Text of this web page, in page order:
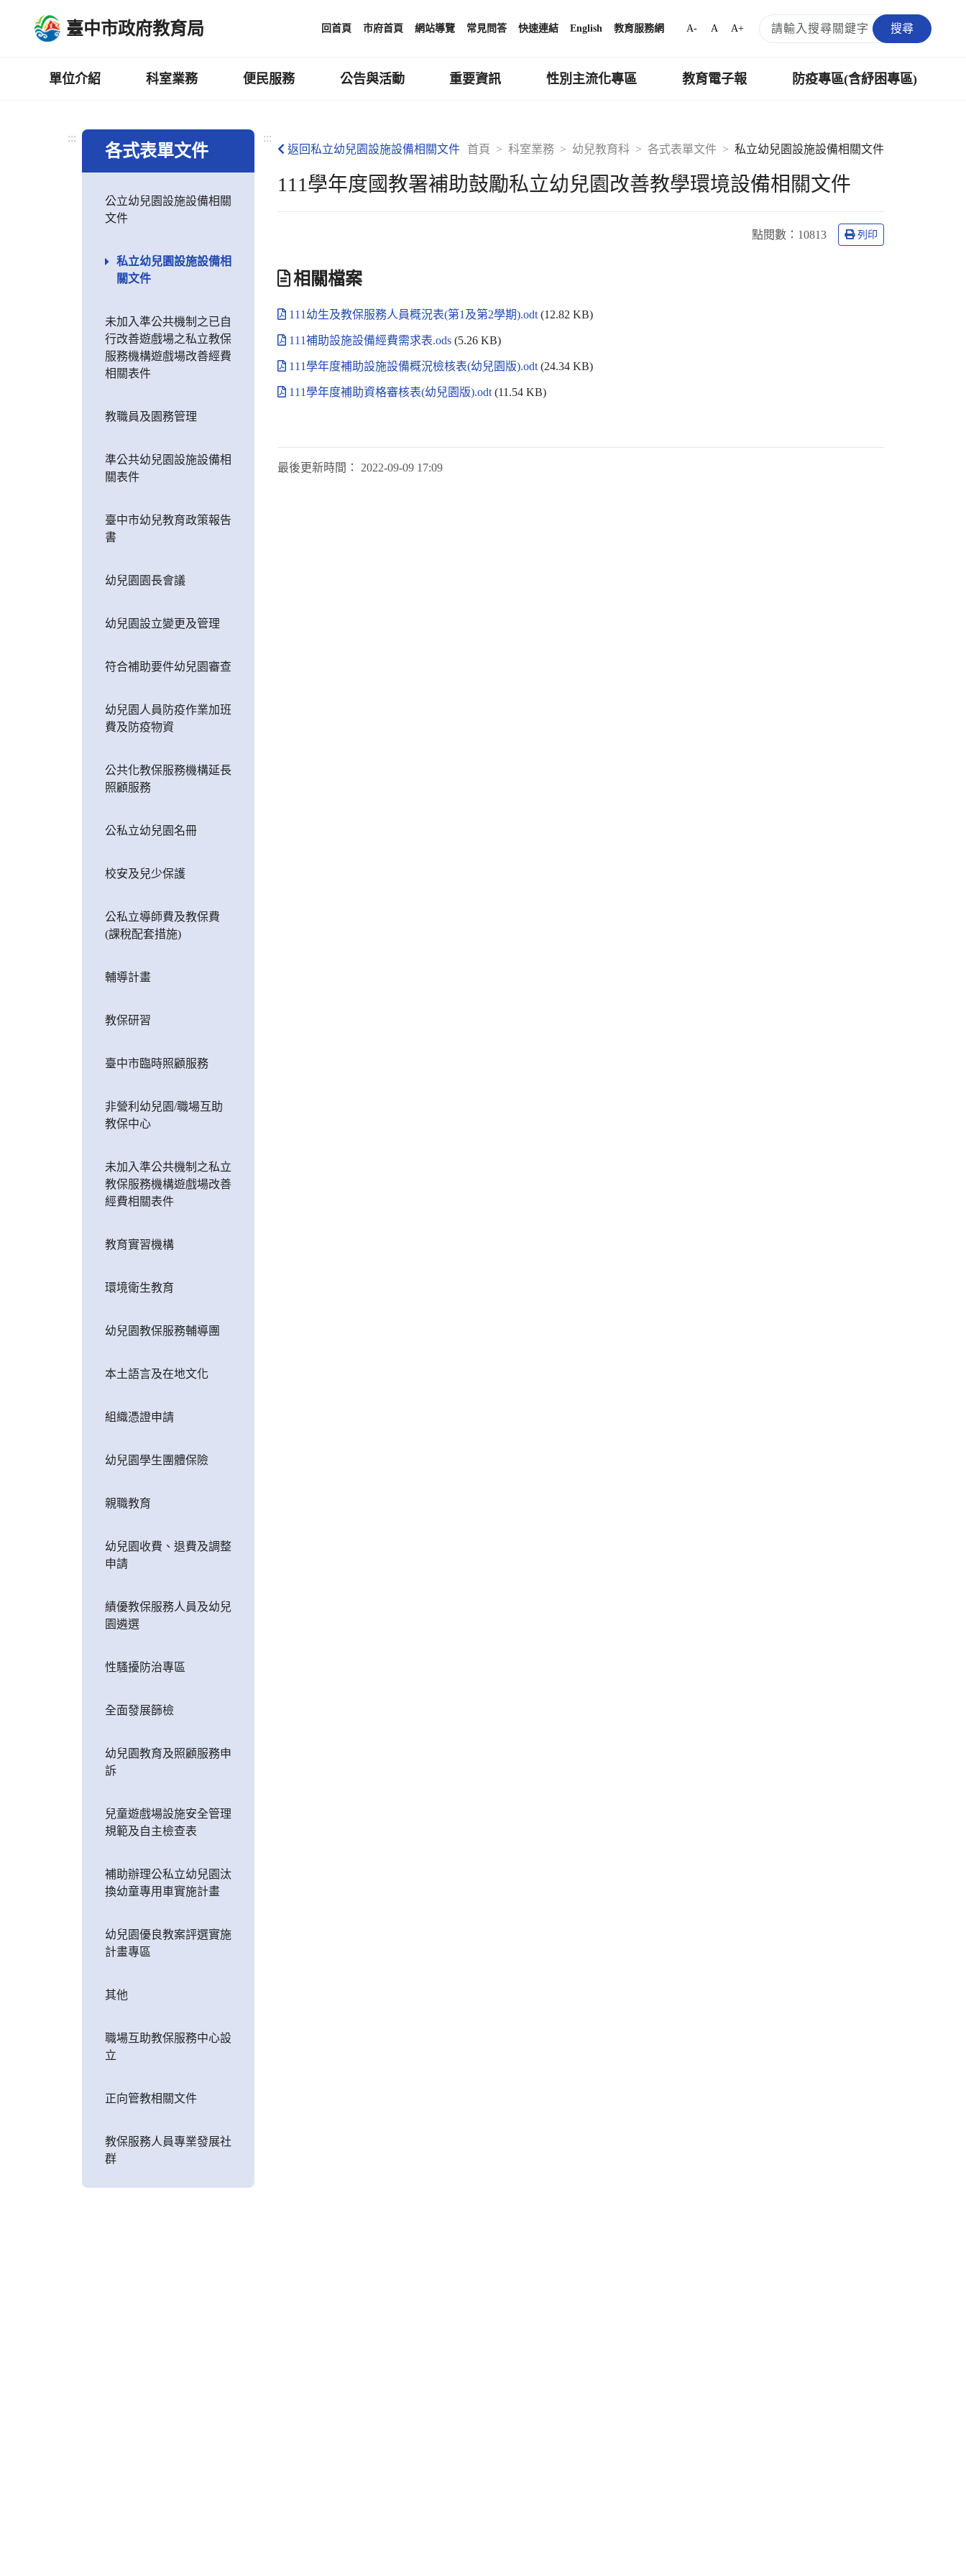
臺中市政府教育局 回首頁 市府首頁 網站導覽 常見問答 快速連結 English 教育服務網 A- A A+ 搜尋
單位介紹 科室業務 便民服務 公告與活動 重要資訊 性別主流化專區 教育電子報 防疫專區(含紓困專區)
:::
各式表單文件
公立幼兒園設施設備相關
文件
私立幼兒園設施設備相
關文件
未加入準公共機制之已自
行改善遊戲場之私立教保
服務機構遊戲場改善經費
相關表件
教職員及園務管理
準公共幼兒園設施設備相
關表件
臺中市幼兒教育政策報告
書
幼兒園園長會議
幼兒園設立變更及管理
符合補助要件幼兒園審查
幼兒園人員防疫作業加班
費及防疫物資
公共化教保服務機構延長
照顧服務
公私立幼兒園名冊
校安及兒少保護
公私立導師費及教保費
(課稅配套措施)
輔導計畫
教保研習
臺中市臨時照顧服務
非營利幼兒園/職場互助
教保中心
未加入準公共機制之私立
教保服務機構遊戲場改善
經費相關表件
教育實習機構
環境衛生教育
幼兒園教保服務輔導團
本土語言及在地文化
組織憑證申請
幼兒園學生團體保險
親職教育
幼兒園收費、退費及調整
申請
績優教保服務人員及幼兒
園遴選
性騷擾防治專區
全面發展篩檢
幼兒園教育及照顧服務申
訴
兒童遊戲場設施安全管理
規範及自主檢查表
補助辦理公私立幼兒園汰
換幼童專用車實施計畫
幼兒園優良教案評選實施
計畫專區
其他
職場互助教保服務中心設
立
正向管教相關文件
教保服務人員專業發展社
群
:::
首頁
科室業務 幼兒教育科 各式表單文件 私立幼兒園設施設備相關文件
返回私立幼兒園設施設備相關文件
111學年度國教署補助鼓勵私立幼兒園改善教學環境設備相關文件
點閱數 ：10813 列印
相關檔案
111幼生及教保服務人員概況表(第1及第2學期).odt (12.82 KB)
111補助設施設備經費需求表.ods (5.26 KB)
111學年度補助設施設備概況檢核表(幼兒園版).odt (24.34 KB)
111學年度補助資格審核表(幼兒園版).odt (11.54 KB)
最後更新時間： 2022-09-09 17:09